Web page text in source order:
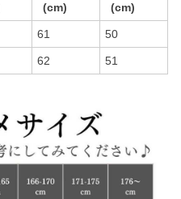
(cm)
(cm)
61 50
62 51